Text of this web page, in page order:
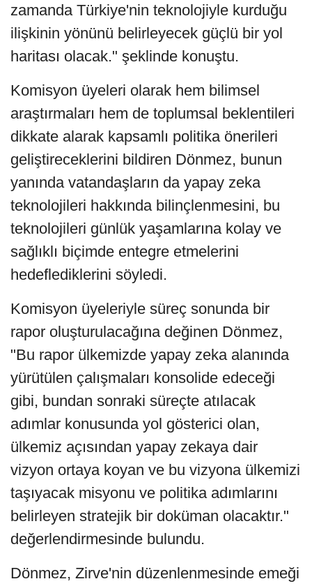
zamanda Türkiye'nin teknolojiyle kurduğu
ilişkinin yönünü belirleyecek güçlü bir yol
haritası olacak." şeklinde konuştu.
Komisyon üyeleri olarak hem bilimsel
araştırmaları hem de toplumsal beklentileri
dikkate alarak kapsamlı politika önerileri
geliştireceklerini bildiren Dönmez, bunun
yanında vatandaşların da yapay zeka
teknolojileri hakkında bilinçlenmesini, bu
teknolojileri günlük yaşamlarına kolay ve
sağlıklı biçimde entegre etmelerini
hedeflediklerini söyledi.
Komisyon üyeleriyle süreç sonunda bir
rapor oluşturulacağına değinen Dönmez,
"Bu rapor ülkemizde yapay zeka alanında
yürütülen çalışmaları konsolide edeceği
gibi, bundan sonraki süreçte atılacak
adımlar konusunda yol gösterici olan,
ülkemiz açısından yapay zekaya dair
vizyon ortaya koyan ve bu vizyona ülkemizi
taşıyacak misyonu ve politika adımlarını
belirleyen stratejik bir doküman olacaktır."
değerlendirmesinde bulundu.
Dönmez, Zirve'nin düzenlenmesinde emeği